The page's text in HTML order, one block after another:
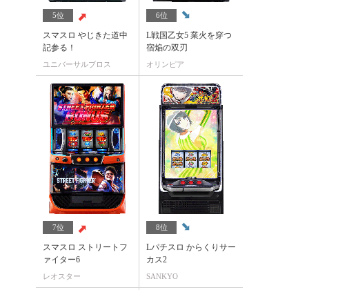
5位
スマスロ やじきた道中
記参る！
ユニバーサルブロス
6位
L戦国乙女5 業火を穿つ
宿焔の双刃
オリンピア
7位
スマスロ ストリートフ
ァイター6
レオスター
8位
Lパチスロ からくりサー
カス2
SANKYO